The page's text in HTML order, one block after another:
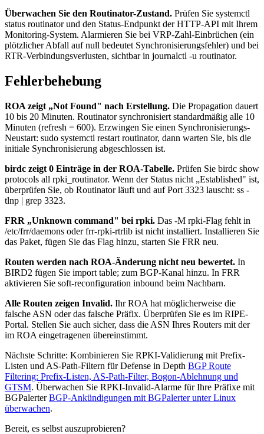
Überwachen Sie den Routinator-Zustand. Prüfen Sie systemctl
status routinatorund den Status-Endpunkt der HTTP-API mit Ihrem
Monitoring-System. Alarmieren Sie bei VRP-Zahl-Einbrüchen (ein
plötzlicher Abfall auf null bedeutet Synchronisierungsfehler) und bei
RTR-Verbindungsverlusten, sichtbar in journalctl -u routinator.
Fehlerbehebung
ROA zeigt „Not Found" nach Erstellung. Die Propagation dauert
10 bis 20 Minuten. Routinator synchronisiert standardmäßig alle 10
Minuten (refresh = 600). Erzwingen Sie einen Synchronisierungs-
Neustart: sudo systemctl restart routinator, dann warten Sie, bis die
initiale Synchronisierung abgeschlossen ist.
birdc zeigt 0 Einträge in der ROA-Tabelle. Prüfen Sie birdc show
protocols all rpki_routinator. Wenn der Status nicht „Established" ist,
überprüfen Sie, ob Routinator läuft und auf Port 3323 lauscht: ss -
tlnp | grep 3323.
FRR „Unknown command" bei rpki. Das -M rpki-Flag fehlt in
/etc/frr/daemons oderfrr-rpki-rtrlib ist nicht installiert. Installieren Sie
das Paket, fügen Sie das Flag hinzu, starten Sie FRR neu.
Routen werden nach ROA-Änderung nicht neu bewertet. In
BIRD2 fügen Sie import table; zum BGP-Kanal hinzu. In FRR
aktivieren Sie soft-reconfiguration inbound beim Nachbarn.
Alle Routen zeigen Invalid. Ihr ROA hat möglicherweise die
falsche ASN oder das falsche Präfix. Überprüfen Sie es im RIPE-
Portal. Stellen Sie auch sicher, dass die ASN Ihres Routers mit der
im ROA eingetragenen übereinstimmt.
Nächste Schritte: Kombinieren Sie RPKI-Validierung mit Prefix-
Listen und AS-Path-Filtern für Defense in Depth BGP Route
Filtering: Prefix-Listen, AS-Path-Filter, Bogon-Ablehnung und
GTSM. Überwachen Sie RPKI-Invalid-Alarme für Ihre Präfixe mit
BGPalerterBGP-Ankündigungen mit BGPalerter unter Linux
überwachen.
Bereit, es selbst auszuprobieren?